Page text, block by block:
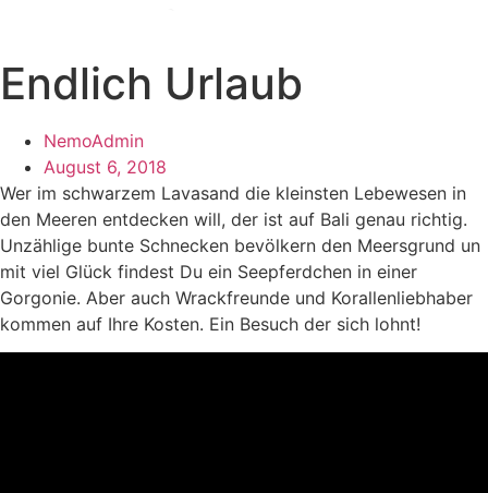
wechseln
Endlich Urlaub
NemoAdmin
August 6, 2018
Wer im schwarzem Lavasand die kleinsten Lebewesen in
den Meeren entdecken will, der ist auf Bali genau richtig.
Unzählige bunte Schnecken bevölkern den Meersgrund un
mit viel Glück findest Du ein Seepferdchen in einer
Gorgonie. Aber auch Wrackfreunde und Korallenliebhaber
kommen auf Ihre Kosten. Ein Besuch der sich lohnt!